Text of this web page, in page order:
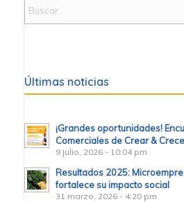
Últimas noticias
¡Grandes oportunidades!
Comerciales de Crear &
9 julio, 2026 - 10:04 pm
Resultados 2025:
fortalece su impacto social
31 marzo, 2026 - 4:20 pm